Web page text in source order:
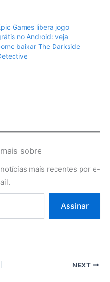
Games libera jogo
no Android: veja
baixar The Darkside
sobre
mais recentes por e-
Assinar
NEXT